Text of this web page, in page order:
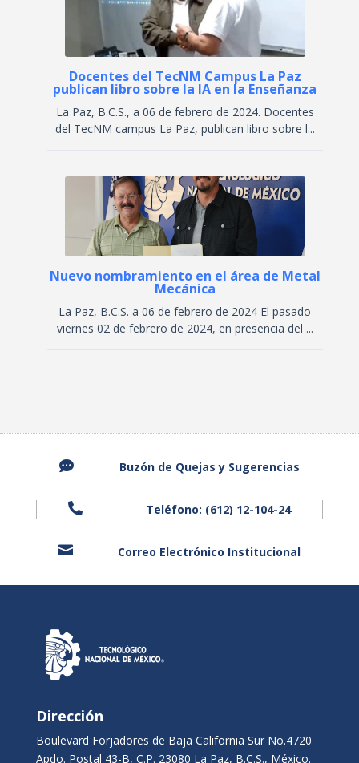
Docentes del TecNM Campus La Paz
publican libro sobre la IA en la Enseñanza
La Paz, B.C.S., a 06 de febrero de 2024. Docentes
del TecNM campus La Paz, publican libro sobre l...
Nuevo nombramiento en el área de Metal
Mecánica
La Paz, B.C.S. a 06 de febrero de 2024 El pasado
viernes 02 de febrero de 2024, en presencia del ...
 Buzón de Quejas y Sugerencias
 Teléfono: (612) 12-104-24
 Correo Electrónico Institucional
Dirección
Boulevard Forjadores de Baja California Sur No.4720
Apdo. Postal 43-B, C.P. 23080 La Paz, B.C.S., México.